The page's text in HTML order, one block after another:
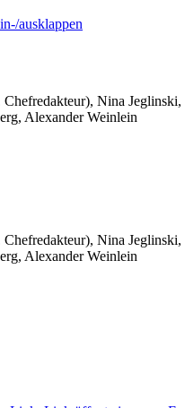
ausklappen
Nina Jeglinski,
Alexander Weinlein
Nina Jeglinski,
Alexander Weinlein